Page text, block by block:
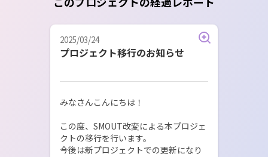
2025/03/24
プロジェクト移行のお知らせ
みなさんこんにちは！
この度、SMOUT改変による本プロジェ
クトの移行を行います。
今後は新プロジェクトでの更新になり